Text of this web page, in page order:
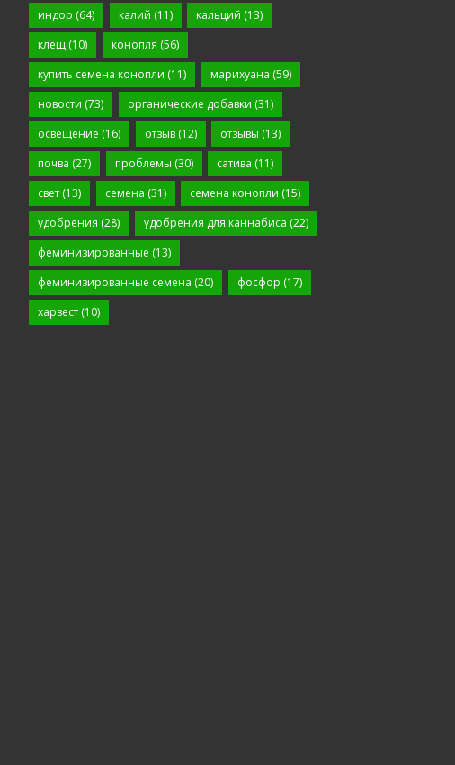
индор (64) калий (11) кальций (13)
клещ (10) конопля (56)
купить семена конопли (11) марихуана (59)
новости (73) органические добавки (31)
освещение (16) отзыв(12) отзывы (13)
почва (27) проблемы (30) сатива (11)
свет (13) семена (31) семена конопли (15)
удобрения (28) удобрения для каннабиса (22)
феминизированные (13)
феминизированные семена (20) фосфор (17)
харвест (10)